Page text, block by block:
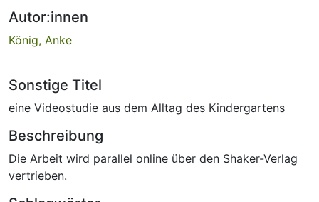
Autor:innen
König, Anke
Sonstige Titel
eine Videostudie aus dem Alltag des Kindergartens
Beschreibung
Die Arbeit wird parallel online über den Shaker-Verlag
vertrieben.